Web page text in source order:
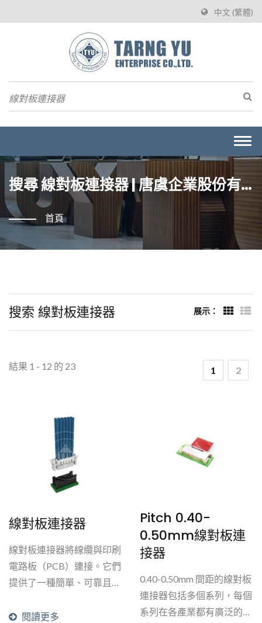
中文 (繁體)
搜尋 線對板連接器 | 唐虞企業股份有
限公司首頁
搜索 線對板連接器 展示：
結果 1 - 12 的 23 1 2
線對板連接器
線對板連接器將線纜與印刷
電路板（PCB）連接。它們
提供了一種簡單、可靠且具
PC板之間的連接。大多數
閱讀更多
Pitch 0.40-
0.50mm線對板連
接器
0.40-0.50mm 間距的線對板
連接器包括多個系列，每個
系列在各產業都有廣泛的應